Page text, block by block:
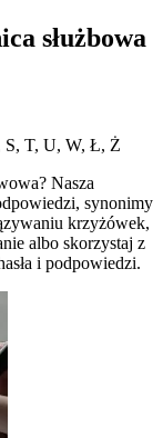
służbowa
T, U, W, Ł, Ż
Nasza
synonimy
krzyżówek,
albo skorzystaj z
i podpowiedzi.